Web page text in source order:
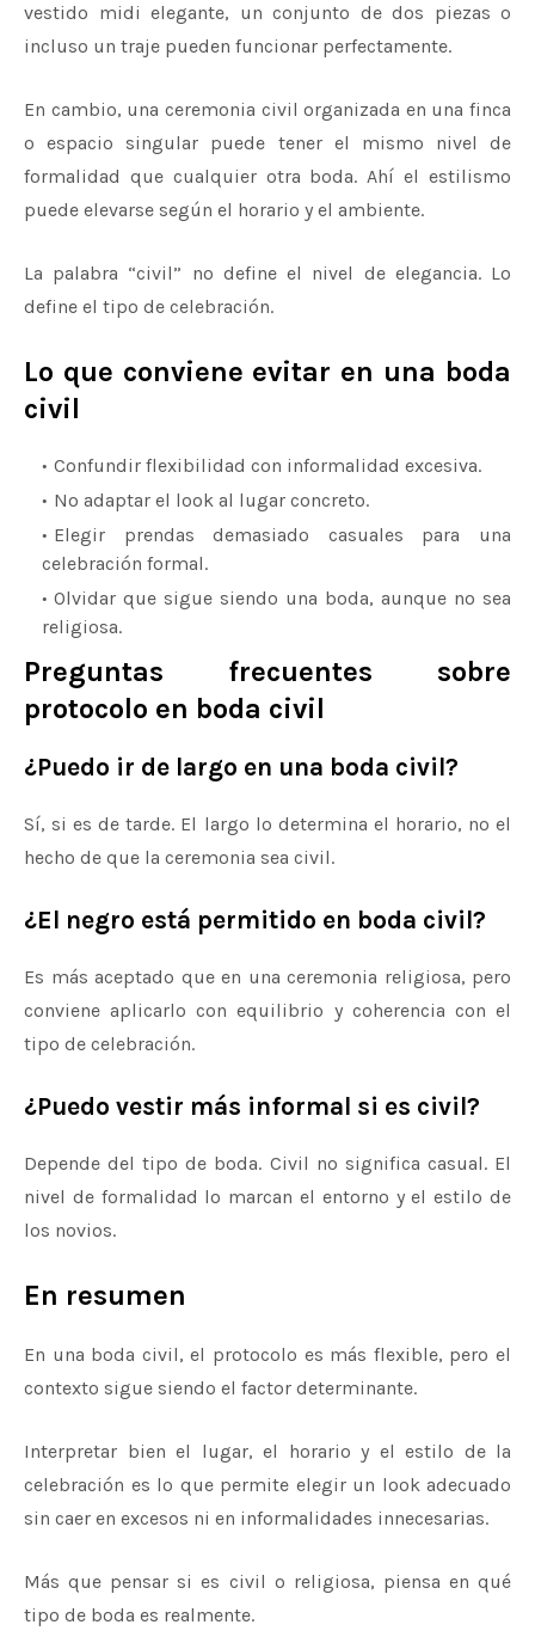
vestido midi elegante, un conjunto de dos piezas o
incluso un traje pueden funcionar perfectamente.
En cambio, una ceremonia civil organizada en una finca
o espacio singular puede tener el mismo nivel de
formalidad que cualquier otra boda. Ahí el estilismo
puede elevarse según el horario y el ambiente.
La palabra “civil” no define el nivel de elegancia. Lo
define el tipo de celebración.
Lo que conviene evitar en una boda
civil
Confundir flexibilidad con informalidad excesiva.
No adaptar el look al lugar concreto.
Elegir prendas demasiado casuales para una
celebración formal.
Olvidar que sigue siendo una boda, aunque no sea
religiosa.
Preguntas frecuentes sobre
protocolo en boda civil
¿Puedo ir de largo en una boda civil?
Sí, si es de tarde. El largo lo determina el horario, no el
hecho de que la ceremonia sea civil.
¿El negro está permitido en boda civil?
Es más aceptado que en una ceremonia religiosa, pero
conviene aplicarlo con equilibrio y coherencia con el
tipo de celebración.
¿Puedo vestir más informal si es civil?
Depende del tipo de boda. Civil no significa casual. El
nivel de formalidad lo marcan el entorno y el estilo de
los novios.
En resumen
En una boda civil, el protocolo es más flexible, pero el
contexto sigue siendo el factor determinante.
Interpretar bien el lugar, el horario y el estilo de la
celebración es lo que permite elegir un look adecuado
sin caer en excesos ni en informalidades innecesarias.
Más que pensar si es civil o religiosa, piensa en qué
tipo de boda es realmente.